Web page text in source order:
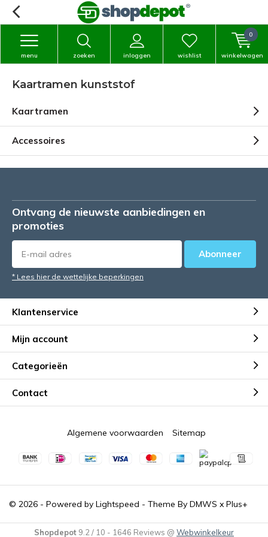
zoeken inloggen
menu wishlist winkelwagen
0
Kaartramen kunststof
Kaartramen
Accessoires
Ontvang de nieuwste aanbiedingen en
promoties
Abonneer
* Lees hier de wettelijke beperkingen
Klantenservice
Mijn account
Categorieën
Contact
© 2026 - Powered by Lightspeed - Theme By DMWS x Plus+
Algemene voorwaarden Sitemap
Shopdepot 9.2 / 10 - 1646 Reviews @ Webwinkelkeur